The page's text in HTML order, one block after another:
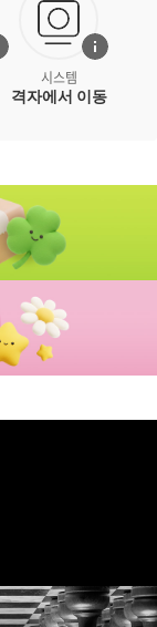
시스템
격자에서 이동